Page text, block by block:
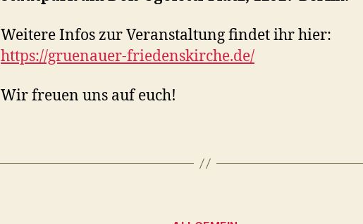
Weitere Infos zur Veranstaltung findet ihr hier:
https://gruenauer-friedenskirche.de/
Wir freuen uns auf euch!
Kategorien